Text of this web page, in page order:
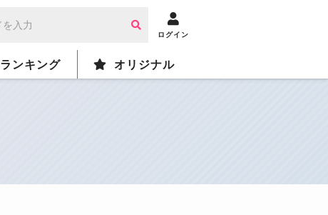
ログイン
ランキング オリジナル